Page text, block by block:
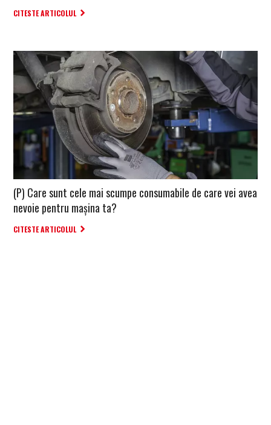
CITESTE ARTICOLUL
(P) Care sunt cele mai scumpe consumabile de care vei avea
nevoie pentru mașina ta?
CITESTE ARTICOLUL